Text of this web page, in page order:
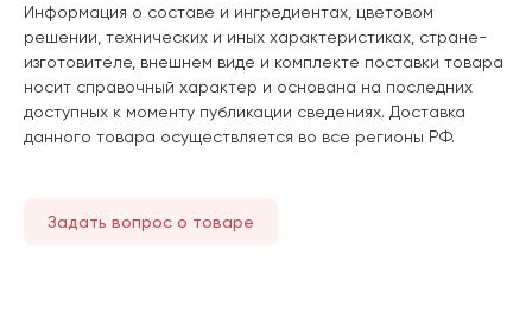
Информация о составе и ингредиентах, цветовом
решении, технических и иных характеристиках, стране-
изготовителе, внешнем виде и комплекте поставки товара
носит справочный характер и основана на последних
доступных к моменту публикации сведениях. Доставка
данного товара осуществляется во все регионы РФ.
Задать вопрос о товаре